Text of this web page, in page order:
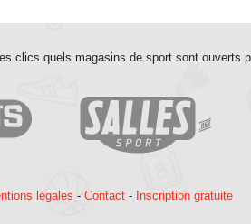
clics quels magasins de sport sont ouverts
légales - Contact - Inscription gratuite